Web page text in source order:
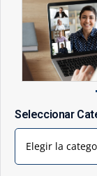
Seleccionar
Elegir la